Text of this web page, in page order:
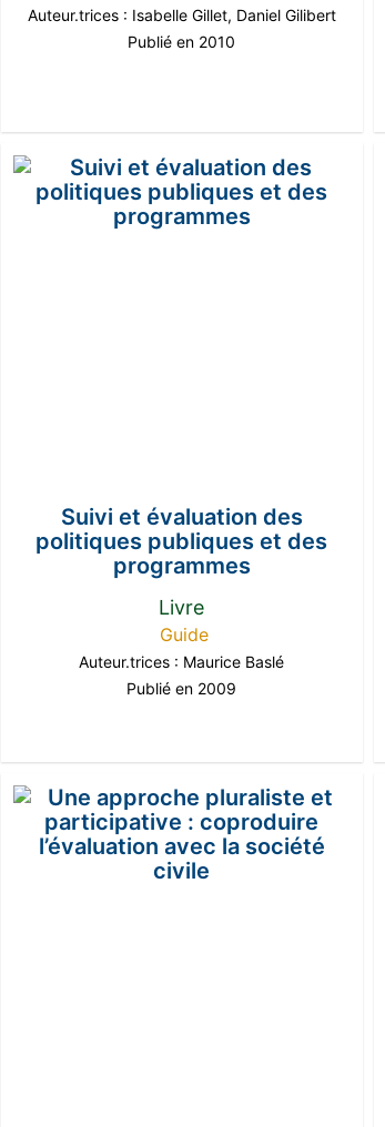
Auteur.trices : Isabelle Gillet, Daniel Gilibert
Publié en 2010
Suivi et évaluation des
politiques publiques et des
programmes
Livre
Guide
Auteur.trices : Maurice Baslé
Publié en 2009